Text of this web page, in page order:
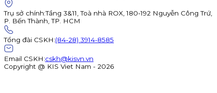
Trụ sở chính:Tầng 3&11, Toà nhà ROX, 180-192 Nguyễn Công Trứ,
P. Bến Thành, TP. HCM
Tổng đài CSKH:(84-28) 3914-8585
Email CSKH:cskh@kisvn.vn
Copyright @ KIS Viet Nam - 2026